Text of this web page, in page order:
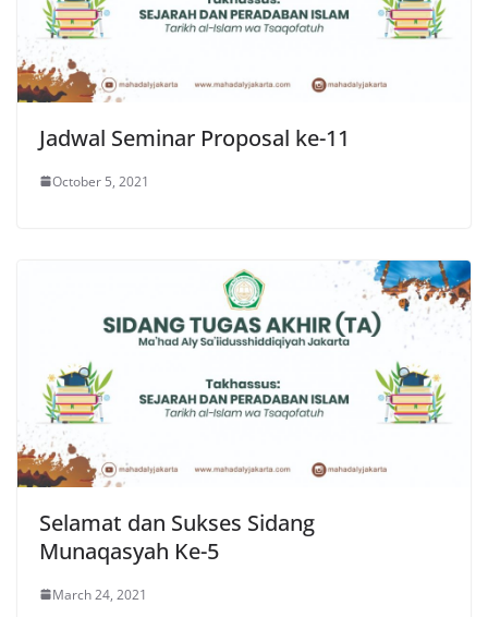
Jadwal Seminar Proposal ke-11
October 5, 2021
Selamat dan Sukses Sidang
Munaqasyah Ke-5
March 24, 2021